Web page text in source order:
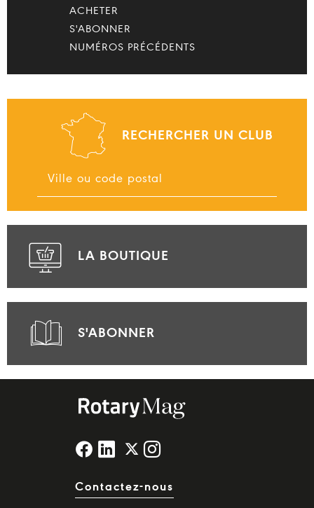
ACHETER
S'ABONNER
NUMÉROS PRÉCÉDENTS
RECHERCHER UN CLUB
LA BOUTIQUE
S'ABONNER
Contactez-nous